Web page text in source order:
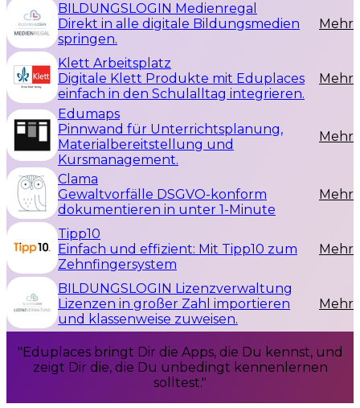
BILDUNGSLOGIN Medienregal
Direkt in alle digitale Bildungsmedien
springen.
Mehr
Klett Arbeitsplatz
Digitale Klett Produkte mit Eduplaces
einfach in den Schulalltag integrieren.
Mehr
Edumaps
Pinnwand für Unterrichtsplanung,
Materialbereitstellung und
Kursmanagement.
Mehr
Clama
Gewaltvorfälle DSGVO-konform
dokumentieren in unter 1-Minute
Mehr
Tipp10
Einfach und effizient: Mit Tipp10 zum
Zehnfingersystem
Mehr
BILDUNGSLOGIN Lizenzverwaltung
Lizenzen in großer Zahl importieren
und klassenweise zuweisen.
Mehr
"Eduplaces bringt Dir die Apps, die Du kennst, und
zeigt Dir die, die Du unbedingt kennenlernen
solltest."